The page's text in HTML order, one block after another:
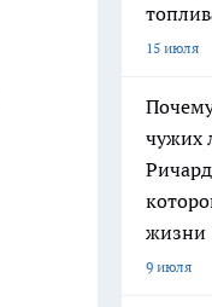
15 июля
чужих
жизни
9 июля